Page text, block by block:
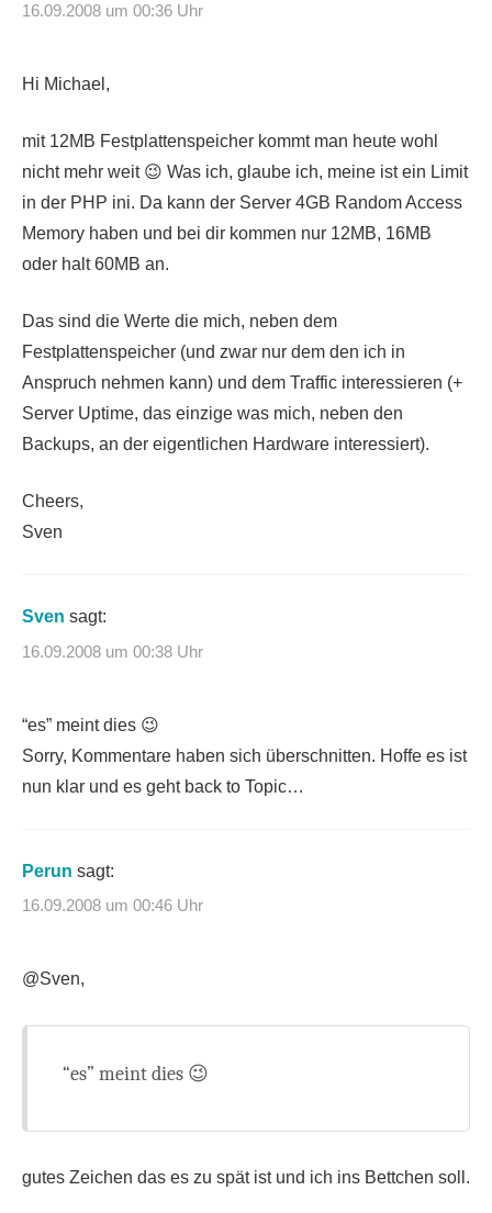
16.09.2008 um 00:36 Uhr
Hi Michael,
mit 12MB Festplattenspeicher kommt man heute wohl
nicht mehr weit 😉 Was ich, glaube ich, meine ist ein Limit
in der PHP ini. Da kann der Server 4GB Random Access
Memory haben und bei dir kommen nur 12MB, 16MB
oder halt 60MB an.
Das sind die Werte die mich, neben dem
Festplattenspeicher (und zwar nur dem den ich in
Anspruch nehmen kann) und dem Traffic interessieren (+
Server Uptime, das einzige was mich, neben den
Backups, an der eigentlichen Hardware interessiert).
Cheers,
Sven
Sven sagt:
16.09.2008 um 00:38 Uhr
“es” meint dies 😉
Sorry, Kommentare haben sich überschnitten. Hoffe es ist
nun klar und es geht back to Topic…
Perun sagt:
16.09.2008 um 00:46 Uhr
@Sven,
“es” meint dies 😉
gutes Zeichen das es zu spät ist und ich ins Bettchen soll.